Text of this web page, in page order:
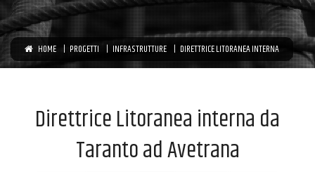
HOME PROGETTI INFRASTRUTTURE DIRETTRICE LITORANEA INTERNA
Direttrice Litoranea interna da
Taranto ad Avetrana